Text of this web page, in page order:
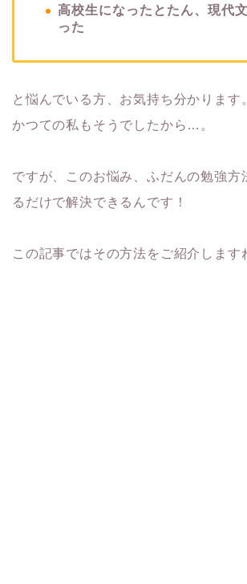
高校生になったとたん、現代
った
と悩んでいる方、お気持ち分かります。
かつての私もそうでしたから…。
ですが、このお悩み、ふだんの勉強方
るだけで解決できるんです！
この記事ではその方法をご紹介します